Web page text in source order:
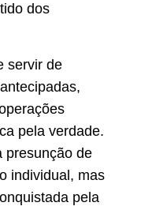
dos
servir de
pela verdade.
presunção de
individual, mas
pela